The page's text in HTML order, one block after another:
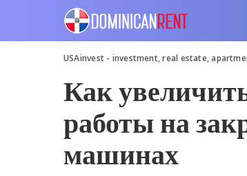
USAinvest - investment, real estate,
Как
работы на
машинах